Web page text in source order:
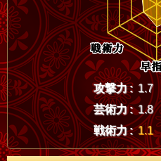
攻撃力 : 1.7
芸術力 : 1.8
戦術力 : 1.1